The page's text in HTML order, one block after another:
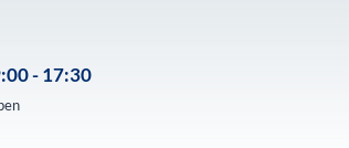
- 17:30